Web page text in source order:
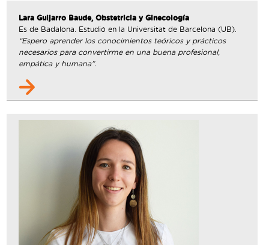
Lara Guijarro Baude, Obstetricia y Ginecología
Es de Badalona. Estudió en la Universitat de Barcelona (UB).
“Espero aprender los conocimientos teóricos y prácticos
necesarios para convertirme en una buena profesional,
empática y humana”.